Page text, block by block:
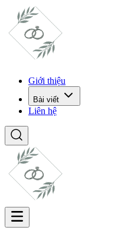
Giới thiệu
Bài viết
Liên hệ